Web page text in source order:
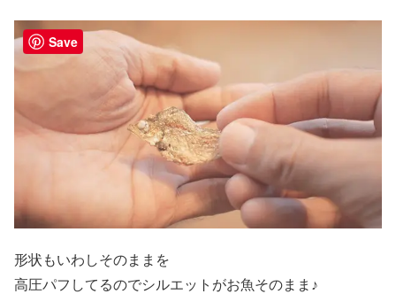
形状もいわしそのままを
高圧パフしてるのでシルエットがお魚そのまま♪
Save